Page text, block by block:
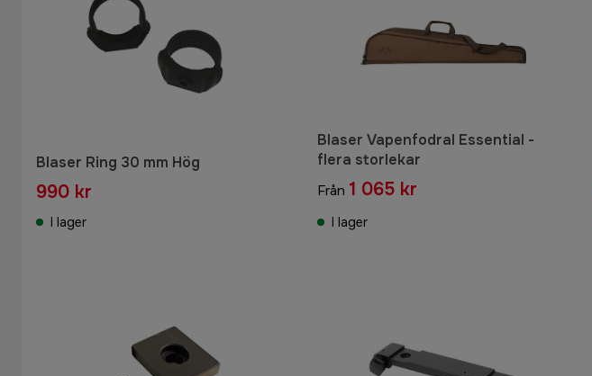
Blaser Ring 30 mm Hög
990 kr
I lager
Blaser Vapenfodral Essential -
flera storlekar
Från 1 065 kr
I lager